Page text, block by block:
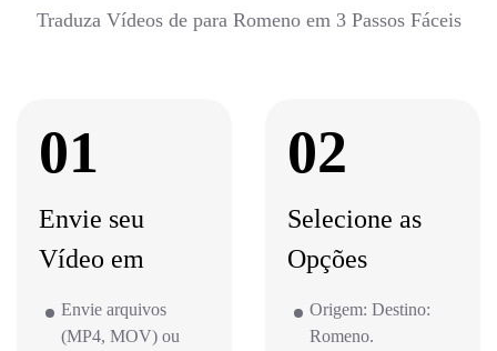
Traduza Vídeos de para Romeno em 3 Passos Fáceis
01
Envie seu
Vídeo em
Envie arquivos
(MP4, MOV) ou
02
Selecione as
Opções
Origem: Destino:
Romeno.